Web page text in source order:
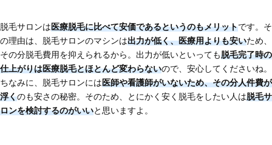
脱毛サロンは医療脱毛に比べて安価であるというのもメリットです。そ
の理由は、脱毛サロンのマシンは出力が低く、医療用よりも安いため、
その分脱毛費用を抑えられるから。出力が低いといっても脱毛完了時の
仕上がりは医療脱毛とほとんど変わらないので、安心してくださいね。
ちなみに、脱毛サロンには医師や看護師がいないため、その分人件費が
浮くのも安さの秘密。そのため、とにかく安く脱毛をしたい人は脱毛サ
ロンを検討するのがいいと思いますよ。